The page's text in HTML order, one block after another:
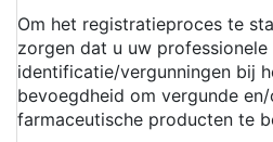
Om het registratieproces te
zorgen dat u uw
identificatie/vergunningen bij
bevoegdheid om vergunde
farmaceutische producten te